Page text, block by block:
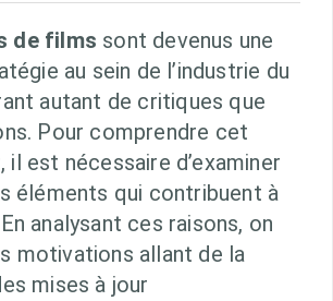
de films sont devenus une
au sein de l’industrie du
autant de critiques que
Pour comprendre cet
il est nécessaire d’examiner
éléments qui contribuent à
analysant ces raisons, on
motivations allant de la
mises à jour